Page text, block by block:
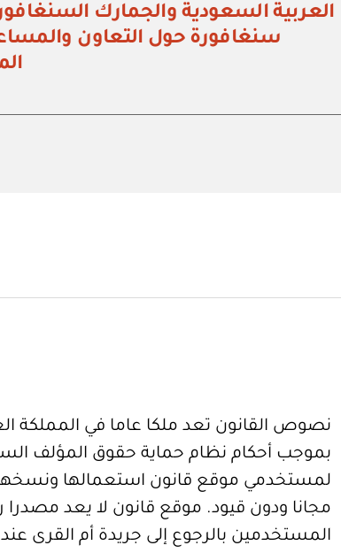
العربية السعودية والجمارك
سنغافورة حول التعاون
نصوص القانون تعد ملكا عاما في المملكة
بموجب أحكام نظام حماية حقوق المؤلف
لمستخدمي موقع قانون استعمالها
مجانا ودون قيود. موقع قانون لا يعد مصدرا
المستخدمين بالرجوع إلى جريدة أم القرى